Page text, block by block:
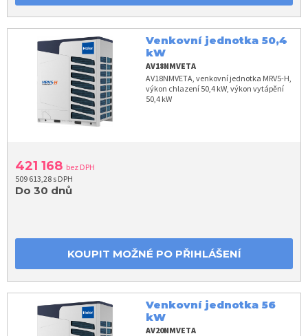
Venkovní jednotka 50,4
kW
AV18NMVETA
AV18NMVETA, venkovní jednotka MRV5-H,
výkon chlazení 50,4 kW, výkon vytápění
50,4 kW
421 168 bez DPH
509 613,28 s DPH
Do 30 dnů
KOUPIT MOŽNÉ PO PŘIHLÁŠENÍ
Venkovní jednotka 56
kW
AV20NMVETA